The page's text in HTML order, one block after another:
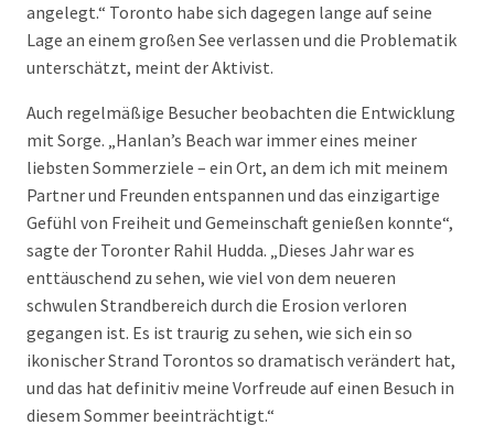
angelegt.“ Toronto habe sich dagegen lange auf seine
Lage an einem großen See verlassen und die Problematik
unterschätzt, meint der Aktivist.
Auch regelmäßige Besucher beobachten die Entwicklung
mit Sorge. „Hanlan’s Beach war immer eines meiner
liebsten Sommerziele – ein Ort, an dem ich mit meinem
Partner und Freunden entspannen und das einzigartige
Gefühl von Freiheit und Gemeinschaft genießen konnte“,
sagte der Toronter Rahil Hudda. „Dieses Jahr war es
enttäuschend zu sehen, wie viel von dem neueren
schwulen Strandbereich durch die Erosion verloren
gegangen ist. Es ist traurig zu sehen, wie sich ein so
ikonischer Strand Torontos so dramatisch verändert hat,
und das hat definitiv meine Vorfreude auf einen Besuch in
diesem Sommer beeinträchtigt.“